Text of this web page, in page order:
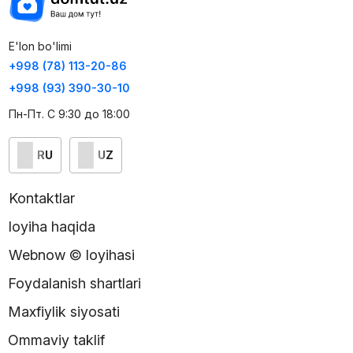
E'lon bo'limi
+998 (78) 113-20-86
+998 (93) 390-30-10
Пн-Пт. С 9:30 до 18:00
RU UZ
Kontaktlar
loyiha haqida
Webnow © loyihasi
Foydalanish shartlari
Maxfiylik siyosati
Ommaviy taklif